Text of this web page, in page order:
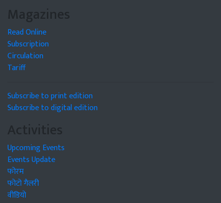
Magazines
Read Online
Subscription
Circulation
Tariff
Subscribe to print edition
Subscribe to digital edition
Activities
Upcoming Events
Events Update
फोरम
फोटो गैलरी
वीडियो